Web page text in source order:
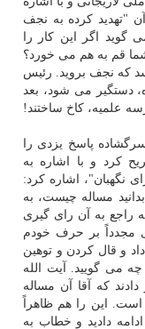
"تهدید کرده به نجف
اگر این کار را
قم به هم می خورد؟
که نجف بروید. رئیس
کرده، دستگیر می شود، بعد
علمیه، کاخ ساختند!
۹۸ در نامه ای سرگشاده پاسخ یزدی را
کرد و با اشاره به
نگهبان"، اشاره کرد:
مساله چیست، به
راجع به آن رای گیری
مجدداً بر حرف خودم
و قال کردن و توهین
می گویید. آیت الله
که آقا آن مساله
این را هم ظاهراً
دادید و خطاب به